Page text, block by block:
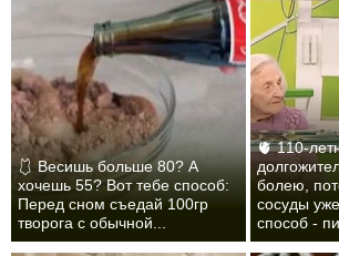
🩱 Весишь больше 80? А
хочешь 55? Вот тебе способ:
Перед сном съедай 100гр
творога с обычной...
🫀 110-
болею,
сосуды
способ -